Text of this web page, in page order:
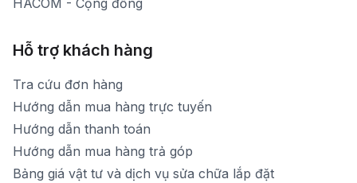
HACOM - Cộng đồng
Hỗ trợ khách hàng
Tra cứu đơn hàng
Hướng dẫn mua hàng trực tuyến
Hướng dẫn thanh toán
Hướng dẫn mua hàng trả góp
Bảng giá vật tư và dịch vụ sửa chữa lắp đặt